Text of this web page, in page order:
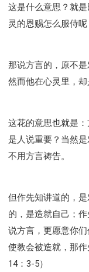
这是什么意思？就
灵的恩赐怎么服侍
那说方言的，原不
然而他在心灵里，却
这花的意思也就是
是人说重要？当然
不用方言祷告。
但作先知讲道的，
的，是造就自己；
说方言，更愿意你
使教会被造就，那
14：3-5）